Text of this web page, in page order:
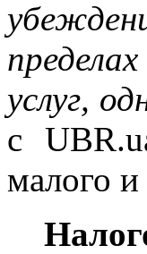
услуг,
с
малого